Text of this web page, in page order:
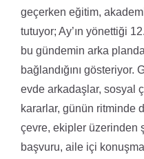
geçerken eğitim,
tutuyor; Ay’ın yönettiği
bu gündemin arka
bağlandığını
evde arkadaşlar, sosyal
kararlar, günün ritminde
çevre, ekipler üzerinden
başvuru, aile içi